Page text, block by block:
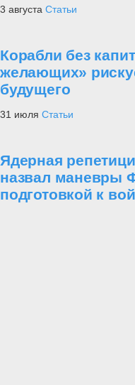
3 августа Статьи
Корабли без
желающих»
будущего
31 июля Статьи
Ядерная
назвал маневры
подготовкой к